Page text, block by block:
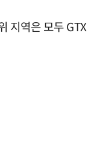
지역은 모두 GTX